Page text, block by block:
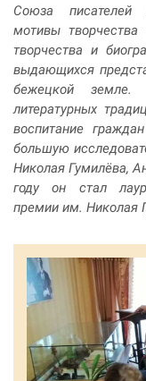
Союза писателей
мотивы творчества
творчества и
выдающихся
бежецкой
литературных
воспитание
большую
Николая Гумилёва,
году он стал
премии им. Николая